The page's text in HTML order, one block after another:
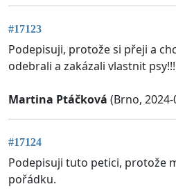
#17123
Podepisuji, protože si přeji a
odebrali a zakázali vlastnit psy!!!
Martina Ptáčková (Brno, 2024-
#17124
Podepisuji tuto petici, protože
pořádku.